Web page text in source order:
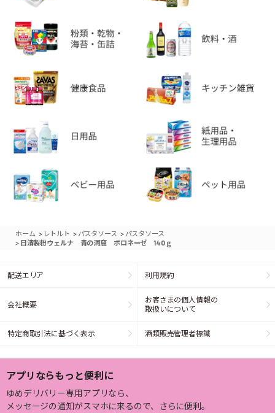
ホーム > レトルト > パスタソース > パスタソース
> 日清製粉ウェルナ 青の洞窟 ボロネーゼ 140ｇ
配送エリア 利用規約
会社概要
お客さまの個人情報の
取扱いについて
特定商取引法に基づく表示 酒類販売管理者標識
アプリならもっと便利に
ゆめデリバリー専用アプリなら、
メッセージの通知がスマホに来るので、さらに便利。